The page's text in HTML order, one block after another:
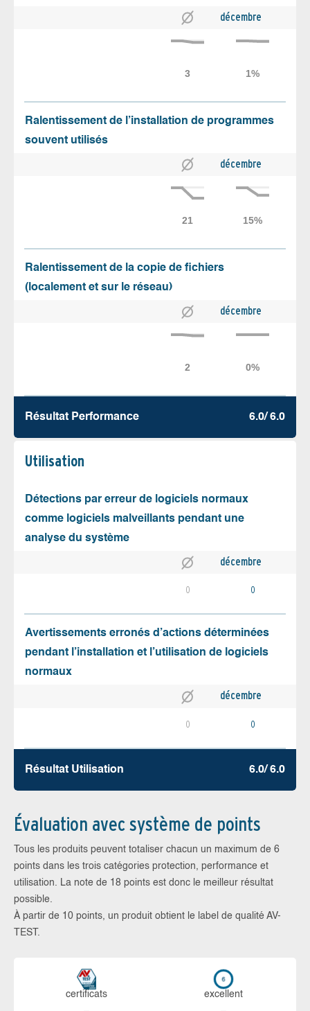
décembre
Ralentissement de l’installation de programmes
souvent utilisés
décembre
Ralentissement de la copie de fichiers
(localement et sur le réseau)
décembre
Résultat Performance 6.0/ 6.0
Utilisation
Détections par erreur de logiciels normaux
comme logiciels malveillants pendant une
analyse du système
décembre
0 0
Avertissements erronés d’actions déterminées
pendant l’installation et l’utilisation de logiciels
normaux
décembre
0 0
Résultat Utilisation 6.0/ 6.0
Évaluation avec système de points
Tous les produits peuvent totaliser chacun un maximum de 6
points dans les trois catégories protection, performance et
utilisation. La note de 18 points est donc le meilleur résultat
possible.
À partir de 10 points, un produit obtient le label de qualité AV-
TEST.
certi­ficats ex­cellent